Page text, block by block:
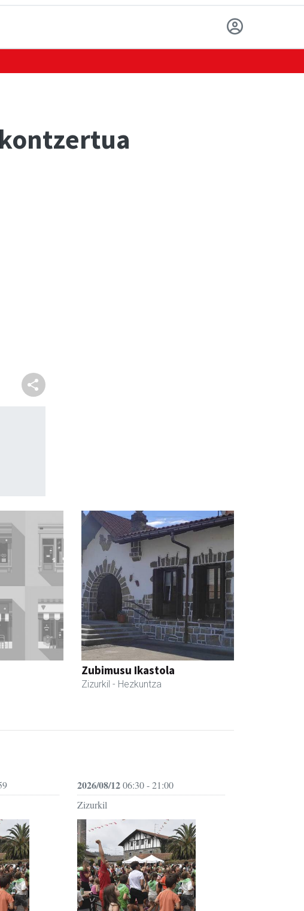
Zubimusu Ikastola
Zizurkil - Hezkuntza
2026/08/1206:30 - 21:00
Zizurkil